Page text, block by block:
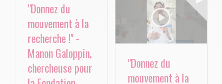
"Donnez du
mouvement à la
recherche !" -
Manon Galoppin,
chercheuse pour
"Donnez du
mouvement à la